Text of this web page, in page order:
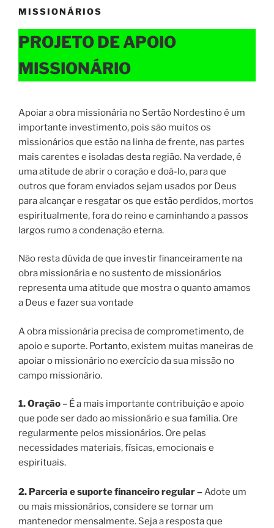
MISSIONÁRIOS
PROJETO DE APOIO
MISSIONÁRIO
Apoiar a obra missionária no Sertão Nordestino é um
importante investimento, pois são muitos os
missionários que estão na linha de frente, nas partes
mais carentes e isoladas desta região. Na verdade, é
uma atitude de abrir o coração e doá-lo, para que
outros que foram enviados sejam usados por Deus
para alcançar e resgatar os que estão perdidos, mortos
espiritualmente, fora do reino e caminhando a passos
largos rumo a condenação eterna.
Não resta dúvida de que investir financeiramente na
obra missionária e no sustento de missionários
representa uma atitude que mostra o quanto amamos
a Deus e fazer sua vontade
A obra missionária precisa de comprometimento, de
apoio e suporte. Portanto, existem muitas maneiras de
apoiar o missionário no exercício da sua missão no
campo missionário.
1. Oração – É a mais importante contribuição e apoio
que pode ser dado ao missionário e sua família. Ore
regularmente pelos missionários. Ore pelas
necessidades materiais, físicas, emocionais e
espirituais.
2. Parceria e suporte financeiro regular –Adote um
ou mais missionários, considere se tornar um
mantenedor mensalmente. Seja a resposta que